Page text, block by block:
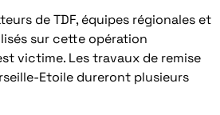
de TDF, équipes régionales et
sur cette opération
victime. Les travaux de remise
Etoile dureront plusieurs